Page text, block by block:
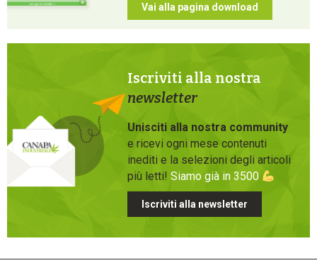
Vai alla pagina download
Iscriviti alla nostra
newsletter
Unisciti alla nostra community
e ricevi ogni mese contenuti
inediti e la selezioni degli articoli
più letti! Siamo già in 3500
Iscriviti alla newsletter